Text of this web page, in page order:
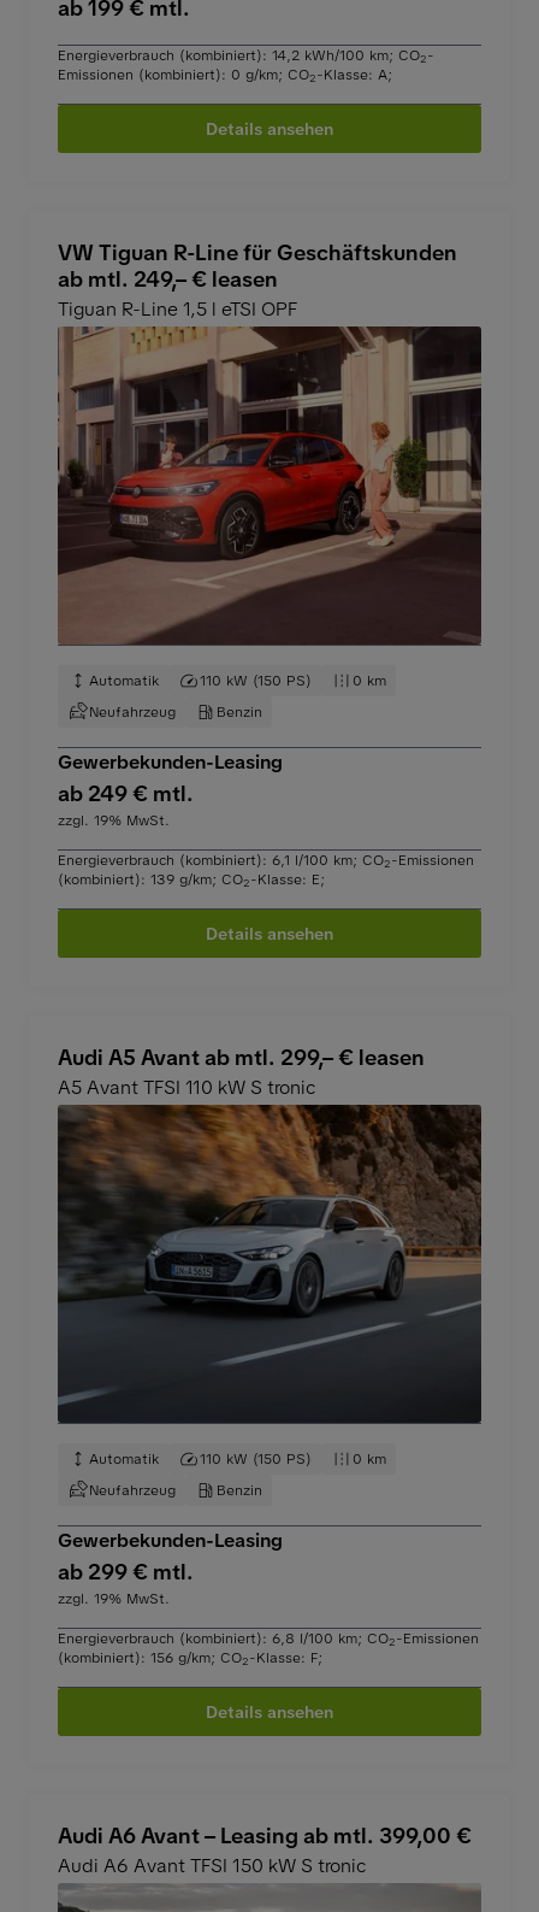
ab 199 € mtl.
Energieverbrauch (kombiniert): 14,2 kWh/100 km; CO2-
Emissionen (kombiniert): 0 g/km; CO2-Klasse: A;
Details ansehen
VW Tiguan R-Line für Geschäftskunden
ab mtl. 249,– € leasen
Tiguan R-Line 1,5 l eTSI OPF
Automatik 110 kW (150 PS)
0 km
Neufahrzeug
Benzin
Gewerbekunden-Leasing
ab 249 € mtl.
zzgl. 19% MwSt.
Energieverbrauch (kombiniert): 6,1 l/100 km; CO2-Emissionen
(kombiniert): 139 g/km; CO2-Klasse: E;
Details ansehen
Audi A5 Avant ab mtl. 299,– € leasen
A5 Avant TFSI 110 kW S tronic
Automatik 110 kW (150 PS)
0 km
Neufahrzeug
Benzin
Gewerbekunden-Leasing
ab 299 € mtl.
zzgl. 19% MwSt.
Energieverbrauch (kombiniert): 6,8 l/100 km; CO2-Emissionen
(kombiniert): 156 g/km; CO2-Klasse: F;
Details ansehen
Audi A6 Avant – Leasing ab mtl. 399,00 €
Audi A6 Avant TFSI 150 kW S tronic